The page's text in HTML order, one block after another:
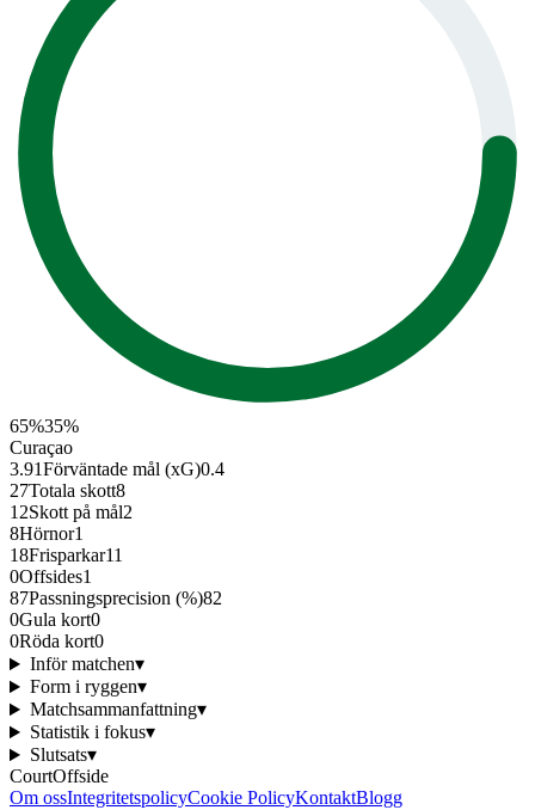
65%35%
Curaçao
3.91Förväntade mål (xG)0.4
27Totala skott8
12Skott på mål2
8Hörnor1
18Frisparkar11
0Offsides1
87Passningsprecision (%)82
0Gula kort0
0Röda kort0
Inför matchen▾
Form i ryggen▾
Matchsammanfattning▾
Statistik i fokus▾
Slutsats▾
CourtOffside
Om ossIntegritetspolicyCookie PolicyKontaktBlogg